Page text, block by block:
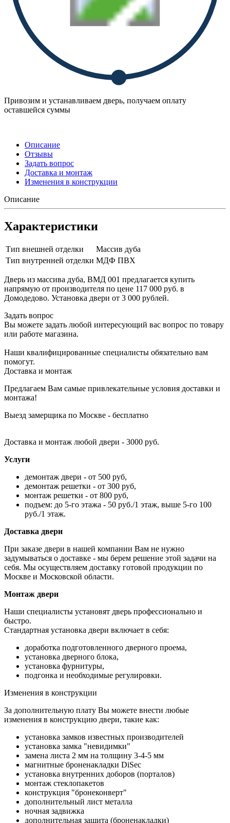
Привозим и устанавливаем дверь, получаем оплату
оставшейся суммы
Описание
Отзывы
Задать вопрос
Доставка и монтаж
Изменения в конструкции
Описание
Характеристики
Тип внешней отделки
Массив дуба
Тип внутренней отделки МДФ ПВХ
Дверь из массива дуба, ВМД 001 предлагается купить
напрямую от производителя по цене 117 000 руб. в
Домодедово. Установка двери от 3 000 рублей.
Задать вопрос
Вы можете задать любой интересующий вас вопрос по товару
или работе магазина.
Наши квалифицированные специалисты обязательно вам
помогут.
Доставка и монтаж
Предлагаем Вам самые привлекательные условия доставки и
монтажа!
Выезд замерщика по Москве - бесплатно
Доставка и монтаж любой двери - 3000 руб.
Услуги
демонтаж двери - от 500 руб,
демонтаж решетки - от 300 руб,
монтаж решетки - от 800 руб,
подъем: до 5-го этажа - 50 руб./1 этаж, выше 5-го 100
руб./1 этаж.
Доставка двери
При заказе двери в нашей компании Вам не нужно
задумываться о доставке - мы берем решение этой задачи на
себя. Мы осуществляем доставку готовой продукции по
Москве и Московской области.
Монтаж двери
Наши специалисты установят дверь профессионально и
быстро.
Стандартная установка двери включает в себя:
доработка подготовленного дверного проема,
установка дверного блока,
установка фурнитуры,
подгонка и необходимые регулировки.
Изменения в конструкции
За дополнительную плату Вы можете внести любые
изменения в конструкцию двери, такие как:
установка замков известных производителей
установка замка "невидимки"
замена листа 2 мм на толщину 3-4-5 мм
магнитные броненакладки DiSec
установка внутренних доборов (порталов)
монтаж стеклопакетов
конструкция "бронеконверт"
дополнительный лист металла
ночная задвижка
дополнительная защита (броненакладки)